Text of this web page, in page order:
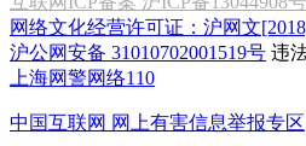
网络文化经营许可证：沪网文
沪公网安备 31010702001519号 违
上海网警网络110
中国互联网 网上有害信息举报专区